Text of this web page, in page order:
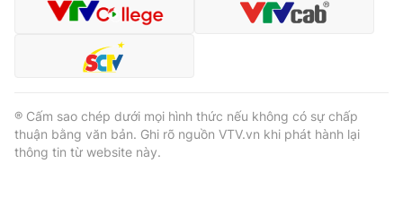
® Cấm sao chép dưới mọi hình thức nếu không có sự chấp
thuận bằng văn bản. Ghi rõ nguồn VTV.vn khi phát hành lại
thông tin từ website này.